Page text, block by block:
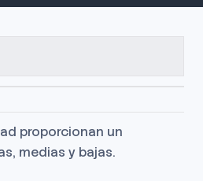
proporcionan un
medias y bajas.